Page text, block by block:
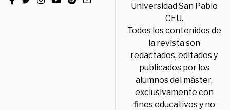
Universidad San Pablo
CEU.
Todos los contenidos de
la revista son
redactados, editados y
publicados por los
alumnos del máster,
exclusivamente con
fines educativos y no